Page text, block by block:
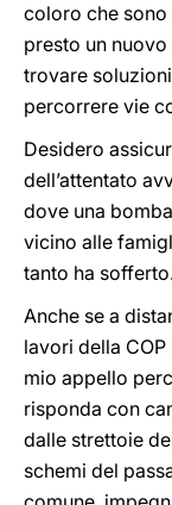
coloro che
presto un
trovare
percorrere vie
Desidero
dell’attentato
dove una
vicino alle
tanto ha
Anche se a
lavori della
mio appello
risponda con
dalle strettoie
schemi del